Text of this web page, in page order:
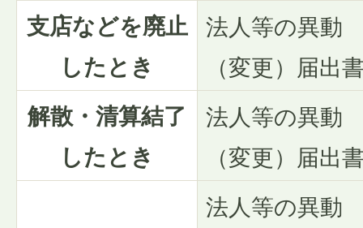
支店などを廃止
したとき
法人等の異動
（変更）届出
解散・清算結了
したとき
法人等の異動
（変更）届出
法人等の異動